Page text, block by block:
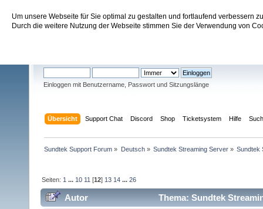
Um unsere Webseite für Sie optimal zu gestalten und fortlaufend verbessern
Durch die weitere Nutzung der Webseite stimmen Sie der Verwendung von
Sundtek Support Forum
Einloggen mit Benutzername, Passwort und Sitzungslänge
Übersicht Support Chat Discord Shop Ticketsystem Hilfe
Sundtek Support Forum » Deutsch» Sundtek Streaming Server» Sundtek
Seiten: 1 ... 10 11 [12] 13 14 ...26
Autor Thema: Sundtek